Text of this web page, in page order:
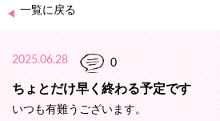
一覧に戻る
2025.06.28 0
ちょとだけ早く終わる予定です
いつも有難うございます。